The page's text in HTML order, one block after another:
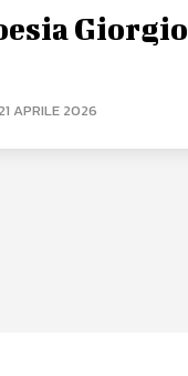
Giorgio
21 APRILE 2026